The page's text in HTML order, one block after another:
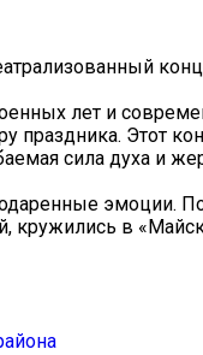
лет и
праздника. Этот
сила духа и
эмоции.
кружились в